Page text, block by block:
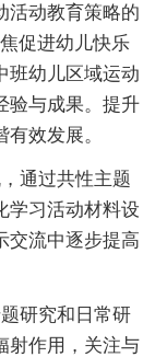
活动教育策略的
促进幼儿快乐
班幼儿区域运动
验与成果。提升
效发展。
通过共性主题
学习活动材料设
交流中逐步提高
研究和日常研
射作用，关注与